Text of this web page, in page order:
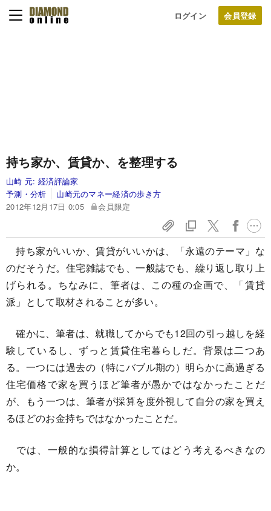
ログイン
持ち家か、賃貸か、を整理する
山崎 元: 経済評論家
予測・分析
山崎元のマネー経済の歩き方
2012年12月17日 0:05
会員限定
持ち家がいいか、賃貸がいいかは、「永遠のテーマ」な
のだそうだ。住宅雑誌でも、一般誌でも、繰り返し取り上
げられる。ちなみに、筆者は、この種の企画で、「賃貸
派」として取材されることが多い。
確かに、筆者は、就職してからでも12回の引っ越しを経
験しているし、ずっと賃貸住宅暮らしだ。背景は二つあ
る。一つには過去の（特にバブル期の）明らかに高過ぎる
住宅価格で家を買うほど筆者が愚かではなかったことだ
が、もう一つは、筆者が採算を度外視して自分の家を買え
るほどのお金持ちではなかったことだ。
では、一般的な損得計算としてはどう考えるべきなの
か。